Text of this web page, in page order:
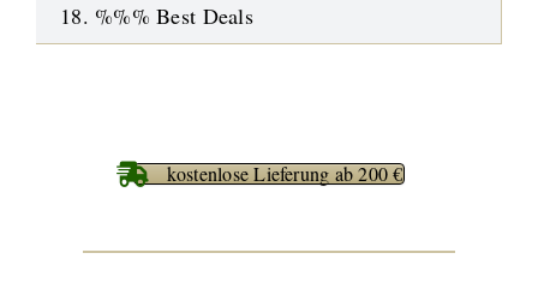
18. %%% Best Deals
kostenlose Lieferung ab 200 €